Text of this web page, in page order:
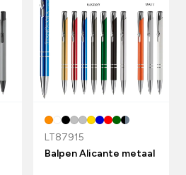
LT87915
Balpen Alicante metaal